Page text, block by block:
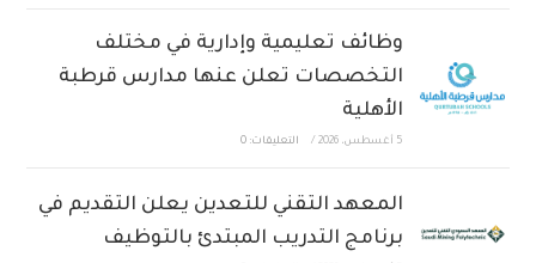
وظائف تعليمية وإدارية في مختلف
التخصصات تعلن عنها مدارس قرطبة
الأهلية
5 أغسطس، 2026 / التعليقات: 0
المعهد التقني للتعدين يعلن التقديم في
برنامج التدريب المبتدئ بالتوظيف